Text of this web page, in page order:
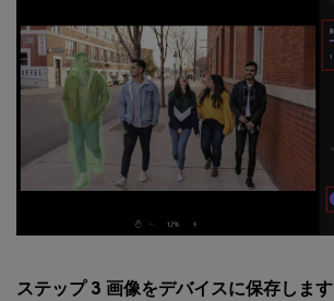
ステップ 3 画像をデバイスに保存します